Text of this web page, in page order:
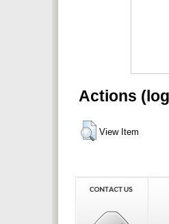
Actions
View Item